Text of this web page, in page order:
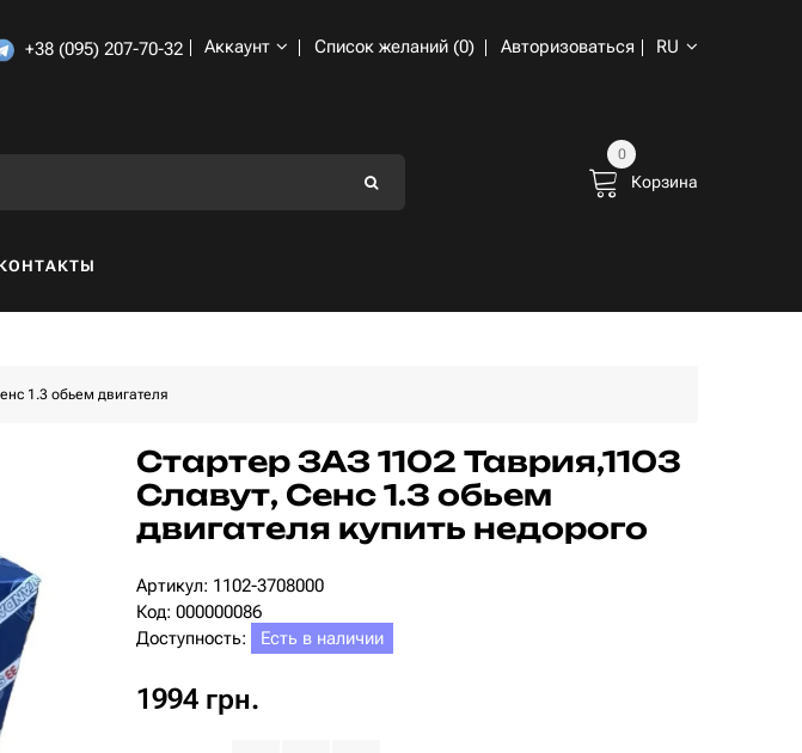
+38 (095) 207-70-32 Аккаунт Список желаний (0) Авторизоваться RU
Корзина
0
1.3 обьем двигателя
Стартер ЗАЗ 1102 Таврия,1103
Славут, Сенс 1.3 обьем
двигателя купить недорого
Артикул: 1102-3708000
Код: 000000086
Доступность:
Есть в наличии
1994 грн.